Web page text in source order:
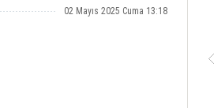
02 Mayıs 2025 Cuma 13:18